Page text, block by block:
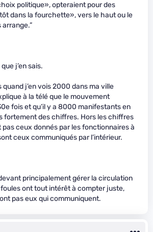
politique», opteraient pour des
dans la fourchette», vers le haut ou le
arrange.”
j’en sais.
j’en vois 2000 dans ma ville
à la télé que le mouvement
fois et qu’il y a 8000 manifestants en
fortement des chiffres. Hors les chiffres
pas ceux donnés par les fonctionnaires à
ceux communiqués par l’intérieur.
principalement gérer la circulation
ont tout intérêt à compter juste,
pas eux qui communiquent.